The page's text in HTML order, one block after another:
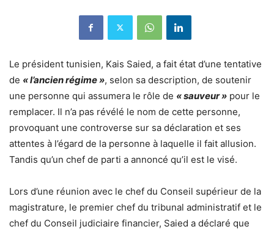
Le président tunisien, Kais Saied, a fait état d’une tentative
de « l’ancien régime », selon sa description, de soutenir
une personne qui assumera le rôle de « sauveur » pour le
remplacer. Il n’a pas révélé le nom de cette personne,
provoquant une controverse sur sa déclaration et ses
attentes à l’égard de la personne à laquelle il fait allusion.
Tandis qu’un chef de parti a annoncé qu’il est le visé.
Lors d’une réunion avec le chef du Conseil supérieur de la
magistrature, le premier chef du tribunal administratif et le
chef du Conseil judiciaire financier, Saied a déclaré que